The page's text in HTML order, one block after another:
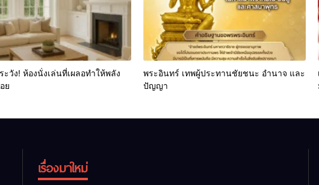
ะวัง! ห้องนั่งเล่นที่เผลอทำให้พลัง
ย
พระอินทร์ เทพผู้ประทานชัยชนะ อำนาจ และ
ปัญญา
เรื่องมาใหม่